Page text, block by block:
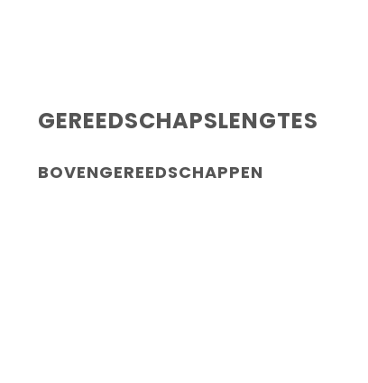
GEREEDSCHAPSLENGTES
BOVENGEREEDSCHAPPEN